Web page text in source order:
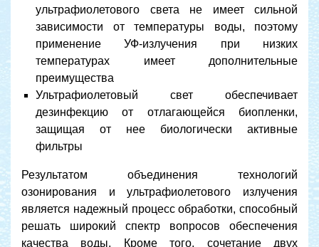
ультрафиолетового света не имеет сильной
зависимости от температуры воды, поэтому
применение УФ-излучения при низких
температурах имеет дополнительные
преимущества
Ультрафиолетовый свет обеспечивает
дезинфекцию от отлагающейся биопленки,
защищая от нее биологически активные
фильтры
Результатом объединения технологий
озонирования и ультрафиолетового излучения
является надежный процесс обработки, способный
решать широкий спектр вопросов обеспечения
качества воды. Кроме того, сочетание двух